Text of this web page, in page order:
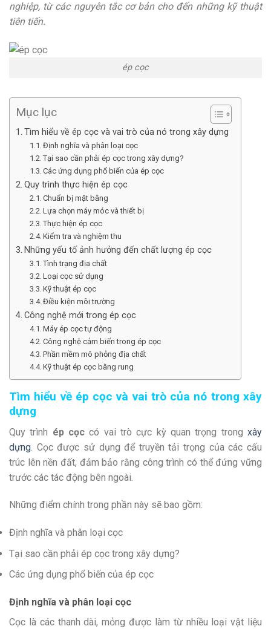
nghiệp, từ các nguyên tắc cơ bản cho đến những kỹ thuật
tiên tiến.
ép cọc
Mục lục
Tìm hiểu về ép cọc và vai trò của nó trong xây dựng
Định nghĩa và phân loại cọc
Tại sao cần phải ép cọc trong xây dựng?
Các ứng dụng phổ biến của ép cọc
Quy trình thực hiện ép cọc
Chuẩn bị mặt bằng
Lựa chọn máy móc và thiết bị
Thực hiện ép cọc
Kiểm tra và nghiệm thu
Những yếu tố ảnh hưởng đến chất lượng ép cọc
Tình trạng địa chất
Loại cọc sử dụng
Kỹ thuật ép cọc
Điều kiện môi trường
Công nghệ mới trong ép cọc
Máy ép cọc tự động
Công nghệ cảm biến trong ép cọc
Phần mềm mô phỏng địa chất
Kỹ thuật ép cọc bằng rung
Tìm hiểu về ép cọc và vai trò của nó trong xây
dựng
Quy trình ép cọc có vai trò cực kỳ quan trọng trongxây
dựng . Cọc được sử dụng để truyền tải trọng của các cấu
trúc lên nền đất, đảm bảo rằng công trình có thể đứng vững
trước các tác động bên ngoài.
Những điểm chính trong phần này sẽ bao gồm:
Định nghĩa và phân loại cọc
Tại sao cần phải ép cọc trong xây dựng?
Các ứng dụng phổ biến của ép cọc
Định nghĩa và phân loại cọc
Cọc là các thanh dài, mỏng được làm từ nhiều loại vật liệu